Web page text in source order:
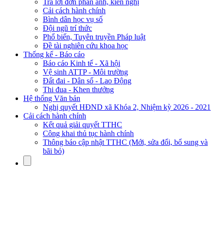
Cải cách hành chính
Bình dân học vụ số
Đội ngũ trí thức
Phổ biến, Tuyên truyền Pháp luật
Đề tài nghiên cứu khoa học
Thống kế - Báo cáo
Báo cáo Kinh tế - Xã hội
Vệ sinh ATTP - Môi trường
Đất đai - Dân số - Lao Động
Thi đua - Khen thưởng
Hệ thống Văn bản
Nghị quyết HĐND xã Khóa 2, Nhiệm kỳ 2026 - 2021
Cải cách hành chính
Kết quả giải quyết TTHC
Công khai thủ tục hành chính
Thông báo cập nhật TTHC (Mới, sửa đổi, bổ sung và
bãi bỏ)